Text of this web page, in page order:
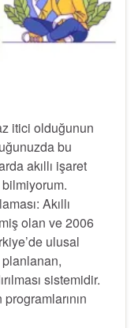
itici olduğunun
bu
akıllı işaret
bilmiyorum.
Akıllı
olan ve 2006
ulusal
sistemidir.